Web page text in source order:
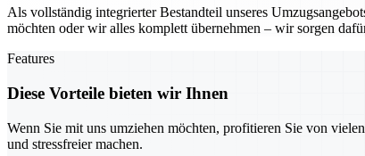
Als vollständig integrierter Bestandteil unseres
möchten oder wir alles komplett übernehmen – wir sorgen
Features
Diese Vorteile bieten wir Ihnen
Wenn Sie mit uns umziehen möchten, profitieren Sie von
und stressfreier machen.